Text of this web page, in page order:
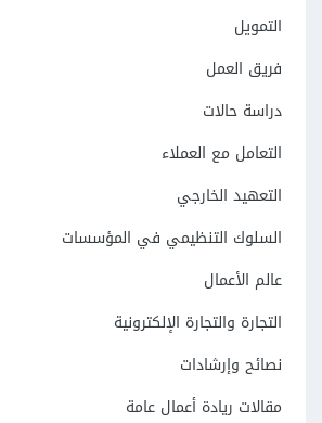
التمويل
فريق العمل
دراسة حالات
التعامل مع العملاء
التعهيد الخارجي
السلوك التنظيمي في المؤسسات
عالم الأعمال
التجارة والتجارة الإلكترونية
نصائح وإرشادات
مقالات ريادة أعمال عامة